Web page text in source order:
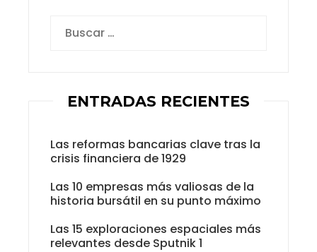
ENTRADAS RECIENTES
Las reformas bancarias clave tras la
crisis financiera de 1929
Las 10 empresas más valiosas de la
historia bursátil en su punto máximo
Las 15 exploraciones espaciales más
relevantes desde Sputnik 1